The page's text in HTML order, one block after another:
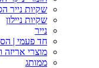
שקיות נייר
שקיות ניילון
נייר
חד פעמי |
מוצרי אריזה ו T.A
ממותג